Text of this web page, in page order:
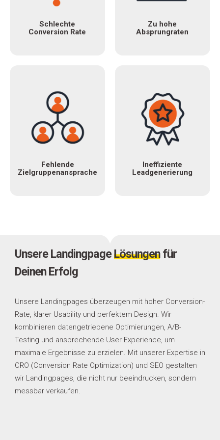
Schlechte
Conversion Rate
Zu hohe
Absprungraten
Fehlende
Zielgruppenansprache
Ineffiziente
Leadgenerierung
Unsere LandingpageLösungenfür
Deinen Erfolg
Unsere Landingpages überzeugen mit hoher Conversion-
Rate, klarer Usability und perfektem Design. Wir
kombinieren datengetriebene Optimierungen, A/B-
Testing und ansprechende User Experience, um
maximale Ergebnisse zu erzielen. Mit unserer Expertise in
CRO (Conversion Rate Optimization) und SEO gestalten
wir Landingpages, die nicht nur beeindrucken, sondern
messbar verkaufen.